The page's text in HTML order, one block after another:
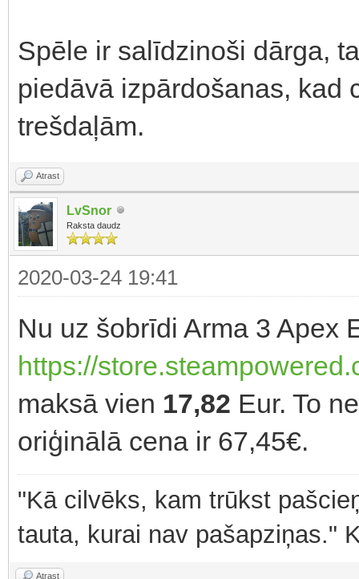
Spēle ir salīdzinoši dārga,
piedāvā izpārdošanas, kad
trešdaļām.
Atrast
LvSnor
Raksta daudz
2020-03-24 19:41
Nu uz šobrīdi Arma 3 Apex
https://
maksā vien 17,82 Eur. To
oriģinālā cena ir 67,45€.
"Kā cilvēks, kam trūkst
tauta, kurai nav pašapziņas."
Atrast